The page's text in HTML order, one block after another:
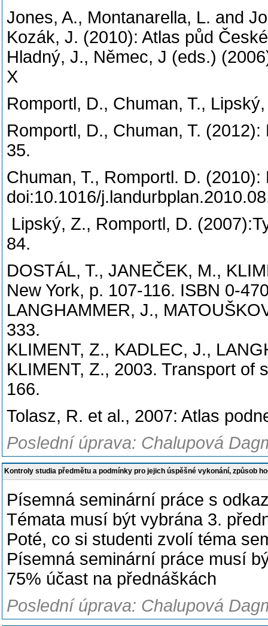
Jones, A., Montanarella, L. and
Kozák, J. (2010): Atlas půd
Hladný, J., Němec, J (eds.)
Romportl, D., Chuman, T.,
Romportl, D., Chuman, T.
Chuman, T., Romportl. D.
doi:10.1016/
Lipský, Z., Romportl, D.
DOSTÁL, T., JANEČEK, M.,
New York, p. 107-116. ISBN 0-
LANGHAMMER, J.,
333.
KLIMENT, Z., KADLEC, J.,
KLIMENT, Z., 2003. Transport of
Tolasz, R. et al., 2007: Atlas
Poslední úprava: Chalupová
Kontroly studia předmětu a podmínky pro jejich úspěšné vykonání, způsob
Písemná seminární práce s
Témata musí být vybrána 3.
Poté, co si studenti zvolí téma
Písemná seminární práce musí
75% účast na přednáškách
Poslední úprava: Chalupová